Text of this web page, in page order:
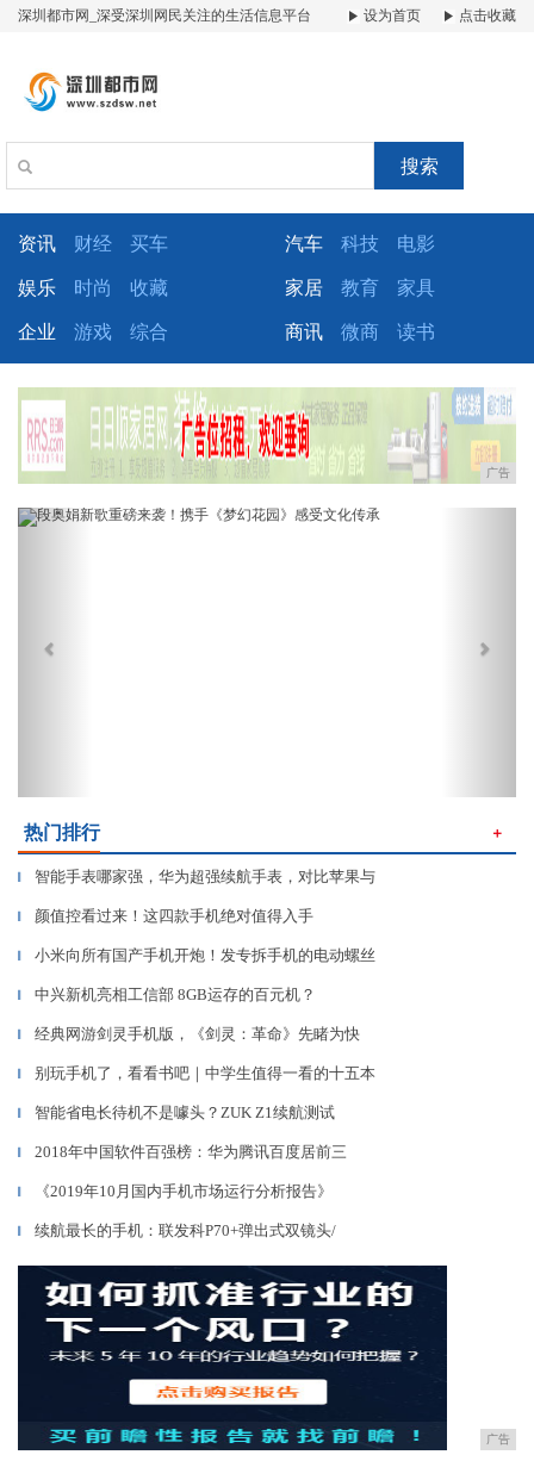
深圳都市网_深受深圳网民关注的生活信息平台 设为首页 点击收藏
搜索
资讯 财经 买车 汽车 科技 电影
娱乐 时尚 收藏 家居 教育 家具
企业 游戏 综合 商讯 微商 读书
广告
Previous
热门排行 ＋
▎ 智能手表哪家强，华为超强续航手表，对比苹果与
▎ 颜值控看过来！这四款手机绝对值得入手
▎ 小米向所有国产手机开炮！发专拆手机的电动螺丝
▎ 中兴新机亮相工信部 8GB运存的百元机？
▎ 经典网游剑灵手机版，《剑灵：革命》先睹为快
▎ 别玩手机了，看看书吧｜中学生值得一看的十五本
▎ 智能省电长待机不是噱头？ZUK Z1续航测试
▎ 2018年中国软件百强榜：华为腾讯百度居前三
▎ 《2019年10月国内手机市场运行分析报告》
▎ 续航最长的手机：联发科P70+弹出式双镜头/
广告